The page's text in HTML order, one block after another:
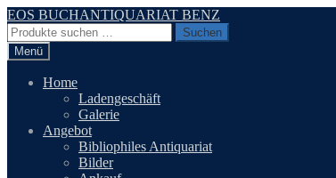
Zur
Navigation
springen
Zum
Inhalt
springen
EOS BUCHANTIQUARIAT BENZ
Suchen
nach:
Suchen
Menü
Home
Ladengeschäft
Galerie
Angebot
Bibliophiles Antiquariat
Bilder